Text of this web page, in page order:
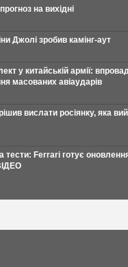
на вихідні
Джолі зробив камінг-аут
у китайській армії:
масованих авіаударів
вислати росіянку, яка
тести: Ferrari готує